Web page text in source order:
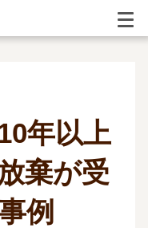
年以上
棄が受
例